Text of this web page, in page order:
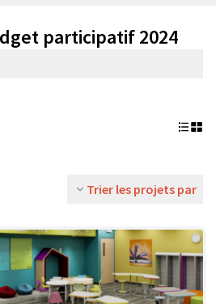
participatif 2024
Trier les projets par